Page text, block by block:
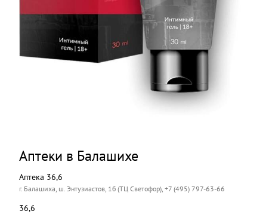
Аптеки в Балашихе
Аптека 36,6
г. Балашиха, ш. Энтузиастов, 1б (ТЦ Светофор), +7 (495) 797-63-66
36,6